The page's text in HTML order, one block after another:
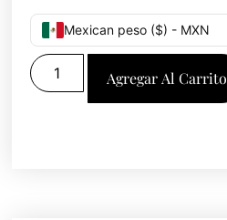
Mexican peso ($) - MXN
Agregar Al Carrito